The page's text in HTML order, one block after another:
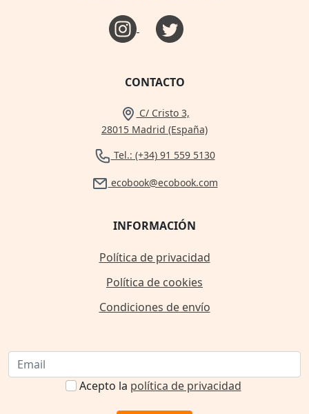
CONTACTO
C/ Cristo 3,
28015 Madrid (España)
Tel.: (+34) 91 559 5130
ecobook@ecobook.com
INFORMACIÓN
Política de privacidad
Política de cookies
Condiciones de envío
Acepto la política de privacidad